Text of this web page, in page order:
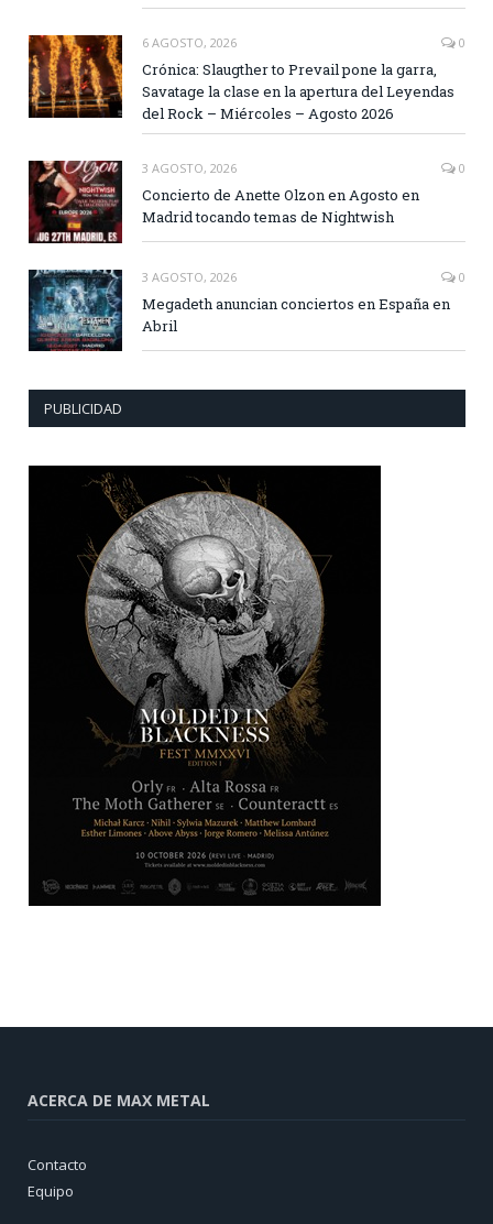
6 AGOSTO, 2026 0
Crónica: Slaugther to Prevail pone la garra,
Savatage la clase en la apertura del Leyendas
del Rock – Miércoles – Agosto 2026
3 AGOSTO, 2026 0
Concierto de Anette Olzon en Agosto en
Madrid tocando temas de Nightwish
3 AGOSTO, 2026 0
Megadeth anuncian conciertos en España en
Abril
PUBLICIDAD
ACERCA DE MAX METAL
Contacto
Equipo